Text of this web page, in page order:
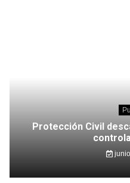
Protección Civil